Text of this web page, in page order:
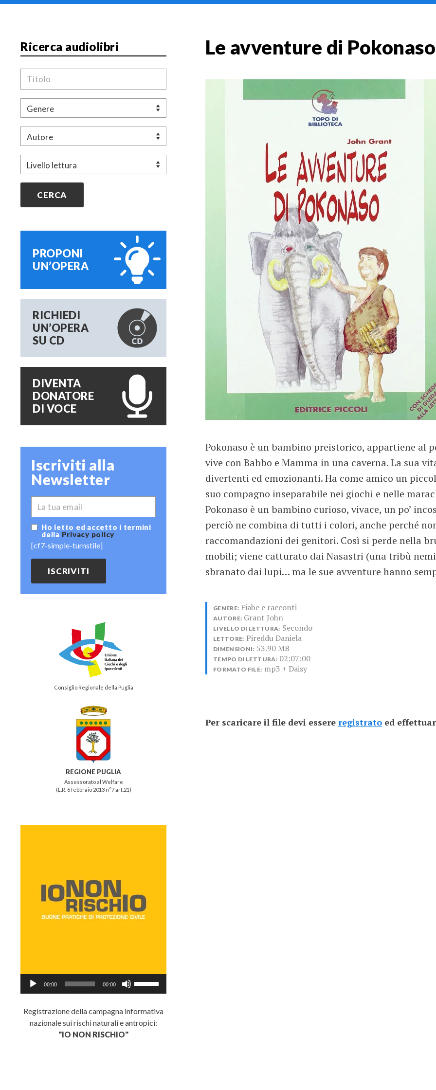
Le avventure di Pokonaso
Pokonaso è un bambino preistorico, appartiene al
vive con Babbo e Mamma in una caverna. La sua
divertenti ed emozionanti. Ha come amico un
suo compagno inseparabile nei giochi e nelle
Pokonaso è un bambino curioso, vivace, un po’
perciò ne combina di tutti i colori, anche perché
raccomandazioni dei genitori. Così si perde nella
mobili; viene catturato dai Nasastri (una tribù
sbranato dai lupi… ma le sue avventure hanno
GENERE: Fiabe e racconti
AUTORE: Grant John
LIVELLO DI LETTURA: Secondo
LETTORE: Pireddu Daniela
DIMENSIONI: 53.90 MB
TEMPO DI LETTURA: 02:07:00
FORMATO FILE: mp3 + Daisy
Per scaricare il file devi essere registrato ed
Ricerca audiolibri
PROPONI
UN’OPERA
RICHIEDI
UN’OPERA
SU CD
DIVENTA
DONATORE
DI VOCE
Iscriviti alla
Newsletter
EMAIL
Ho letto ed accetto i termini
della Privacy policy
[cf7-simple-turnstile]
Consiglio Regionale della Puglia
REGIONE PUGLIA
Assessorato al Welfare
(L.R. 6 febbraio 2013 n°7 art.21)
Audio
00:00 00:00
freccia
su/giù
Registrazione della campagna informativa
nazionale sui rischi naturali e antropici:
"IO NON RISCHIO"